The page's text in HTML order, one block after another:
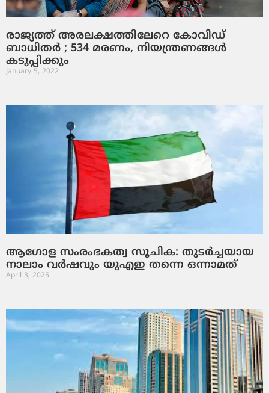
രാജ്യത്ത് അരലക്ഷത്തിലേറെ കോവിഡ്
ബാധിതര്‍ ; 534 മരണം, നിയന്ത്രണങ്ങള്‍
കടുപ്പിക്കും
January 5, 2022
ആഗോള സംരംഭകത്വ സൂചിക: തുടർച്ചയായ
നാലാം വർഷവും യുഎഇ തന്നെ ഒന്നാമത്
April 3, 2025